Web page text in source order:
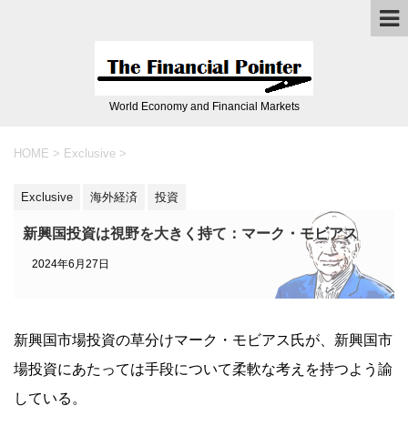
World Economy and Financial Markets
HOME > Exclusive >
Exclusive 海外経済 投資
新興国投資は視野を大きく持て：マーク・モビアス
2024年6月27日
新興国市場投資の草分けマーク・モビアス氏が、新興国市
場投資にあたっては手段について柔軟な考えを持つよう諭
している。